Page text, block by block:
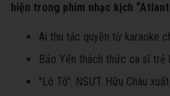
hiện trong phim nhạc kịch
Ai thu tác quyền từ karaoke
Bảo Yến thách thức ca sĩ trẻ
"Lô Tô": NSƯT Hữu Châu